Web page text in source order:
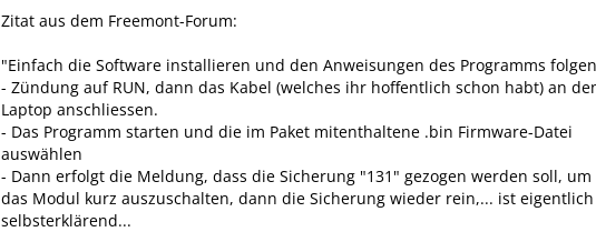
Zitat aus dem Freemont-Forum:
"Einfach die Software installieren und den Anweisungen des Programms
- Zündung auf RUN, dann das Kabel (welches ihr hoffentlich schon habt) an
Laptop anschliessen.
- Das Programm starten und die im Paket mitenthaltene .bin Firmware-Datei
auswählen
- Dann erfolgt die Meldung, dass die Sicherung "131" gezogen werden soll, um
das Modul kurz auszuschalten, dann die Sicherung wieder rein,... ist eigentlich
selbsterklärend...